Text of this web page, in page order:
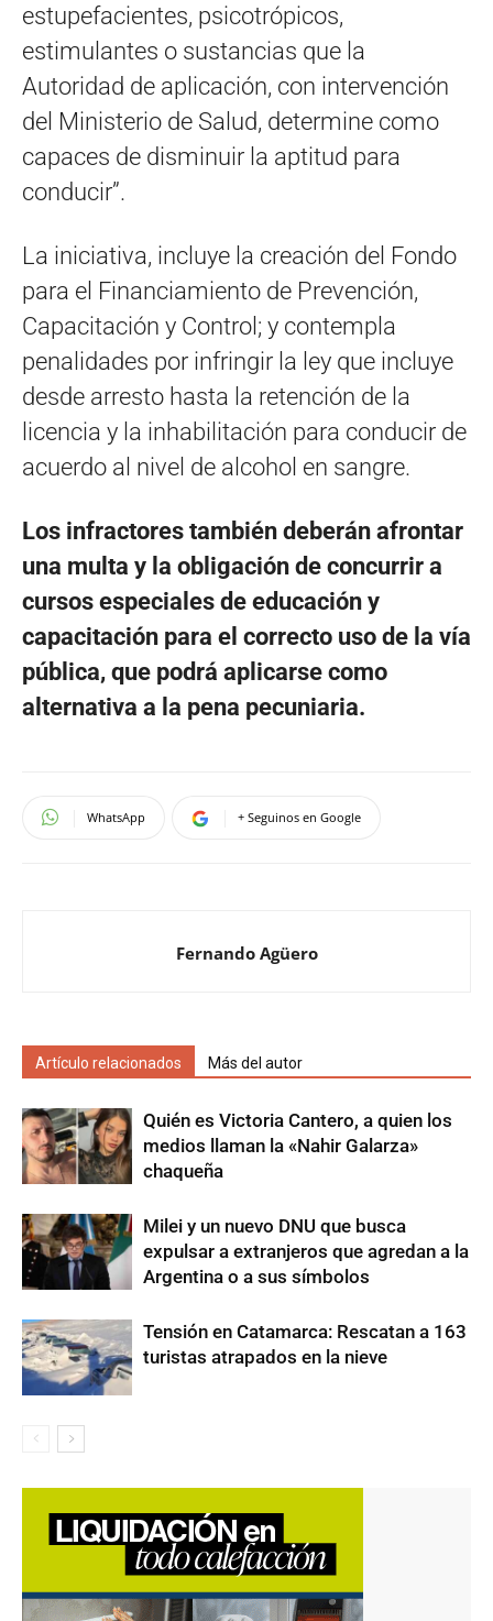
estupefacientes, psicotrópicos,
estimulantes o sustancias que la
Autoridad de aplicación, con intervención
del Ministerio de Salud, determine como
capaces de disminuir la aptitud para
conducir”.
La iniciativa, incluye la creación del Fondo
para el Financiamiento de Prevención,
Capacitación y Control; y contempla
penalidades por infringir la ley que incluye
desde arresto hasta la retención de la
licencia y la inhabilitación para conducir de
acuerdo al nivel de alcohol en sangre.
Los infractores también deberán afrontar
una multa y la obligación de concurrir a
cursos especiales de educación y
capacitación para el correcto uso de la vía
pública, que podrá aplicarse como
alternativa a la pena pecuniaria.
WhatsApp + Seguinos en Google
Fernando Agüero
Artículo relacionados Más del autor
Quién es Victoria Cantero, a quien los
medios llaman la «Nahir Galarza»
chaqueña
Milei y un nuevo DNU que busca
expulsar a extranjeros que agredan a la
Argentina o a sus símbolos
Tensión en Catamarca: Rescatan a 163
turistas atrapados en la nieve